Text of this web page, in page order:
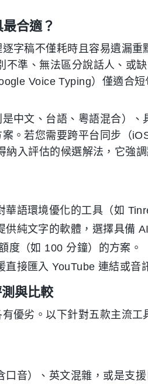
合適？
字稿不僅耗時且容易遺漏重
準、無法區分說話人、或
Voice Typing）僅適合
中文、台語、粵語混合）
。若您需要跨平台同步（
納入評估的候選解法，它強
華語環境優化的工具（如
供純文字的軟體，選擇具備
度（如 100 分鐘）的方案。
直接匯入 YouTube 連結或音
與比較
優劣。以下針對五款主流工
口音）、英文混雜，或是支